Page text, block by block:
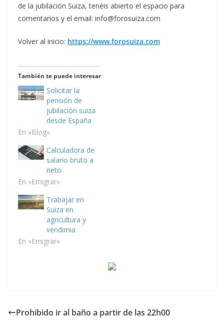
de la jubilación Suiza, tenéis abierto el espacio para
comentarios y el email: info@forosuiza.com
Volver al inicio: https://www.forosuiza.com
También te puede interesar
Solicitar la
pensión de
jubilación suiza
desde España
En «Blog»
Calculadora de
salario bruto a
neto
En «Emigrar»
Trabajar en
Suiza en
agricultura y
vendimia
En «Emigrar»
Prohibido ir al baño a partir de las 22h00